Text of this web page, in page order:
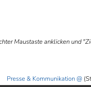
Maustaste anklicken und
Presse & Kommunikation